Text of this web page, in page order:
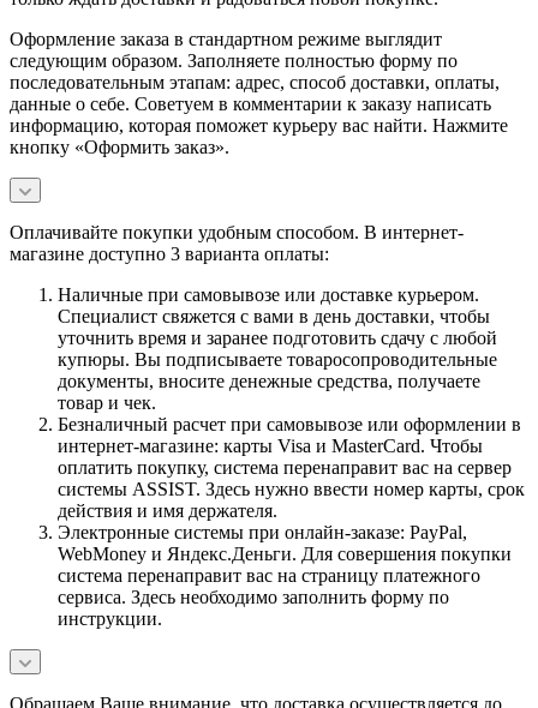
Оформление заказа в стандартном режиме выглядит
следующим образом. Заполняете полностью форму по
последовательным этапам: адрес, способ доставки, оплаты,
данные о себе. Советуем в комментарии к заказу написать
информацию, которая поможет курьеру вас найти. Нажмите
кнопку «Оформить заказ».
Оплачивайте покупки удобным способом. В интернет-
магазине доступно 3 варианта оплаты:
Наличные при самовывозе или доставке курьером.
Специалист свяжется с вами в день доставки, чтобы
уточнить время и заранее подготовить сдачу с любой
купюры. Вы подписываете товаросопроводительные
документы, вносите денежные средства, получаете
товар и чек.
Безналичный расчет при самовывозе или оформлении в
интернет-магазине: карты Visa и MasterCard. Чтобы
оплатить покупку, система перенаправит вас на сервер
системы ASSIST. Здесь нужно ввести номер карты, срок
действия и имя держателя.
Электронные системы при онлайн-заказе: PayPal,
WebMoney и Яндекс.Деньги. Для совершения покупки
система перенаправит вас на страницу платежного
сервиса. Здесь необходимо заполнить форму по
инструкции.
Обращаем Ваше внимание, что доставка осуществляется до